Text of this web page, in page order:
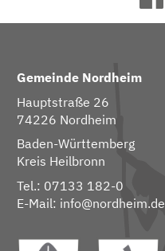
Gemeinde Nordheim
Hauptstraße 26
74226 Nordheim
Baden-Württemberg
Kreis Heilbronn
Tel.: 07133 182-0
E-Mail: info@nordheim.de